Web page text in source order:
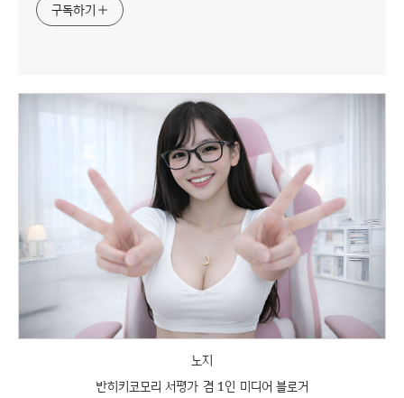
구독하기
노지
반히키코모리 서평가 겸 1인 미디어 블로거